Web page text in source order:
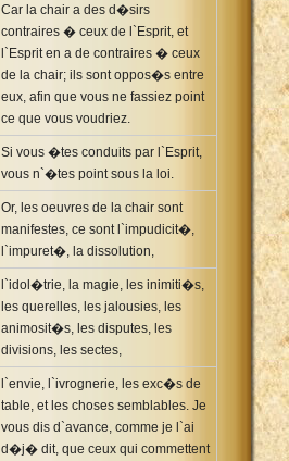
Car la chair a des d�sirs
contraires � ceux de l`Esprit, et
l`Esprit en a de contraires � ceux
de la chair; ils sont oppos�s entre
eux, afin que vous ne fassiez point
ce que vous voudriez.
Si vous �tes conduits par l`Esprit,
vous n`�tes point sous la loi.
Or, les oeuvres de la chair sont
manifestes, ce sont l`impudicit�,
l`impuret�, la dissolution,
l`idol�trie, la magie, les inimiti�s,
les querelles, les jalousies, les
animosit�s, les disputes, les
divisions, les sectes,
l`envie, l`ivrognerie, les exc�s de
table, et les choses semblables. Je
vous dis d`avance, comme je l`ai
d�j� dit, que ceux qui commettent